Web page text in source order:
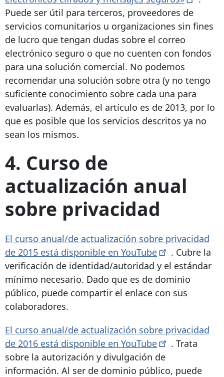
Puede ser útil para terceros, proveedores de
servicios comunitarios u organizaciones sin fines
de lucro que tengan dudas sobre el correo
electrónico seguro o que no cuenten con fondos
para una solución comercial. No podemos
recomendar una solución sobre otra (y no tengo
suficiente conocimiento sobre cada una para
evaluarlas). Además, el artículo es de 2013, por lo
que es posible que los servicios descritos ya no
sean los mismos.
4. Curso de
actualización anual
sobre privacidad
El curso anual/de actualización sobre privacidad
de 2015 está disponible en YouTube
. Cubre la
verificación de identidad/autoridad y el estándar
mínimo necesario. Dado que es de dominio
público, puede compartir el enlace con sus
colaboradores.
El curso anual/de actualización sobre privacidad
de 2016 está disponible en YouTube
. Trata
sobre la autorización y divulgación de
información. Al ser de dominio público, puede